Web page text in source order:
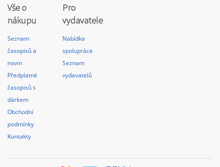
Vše o
nákupu
Seznam
časopisů a
novin
Předplatné
časopisů s
dárkem
Obchodní
podmínky
Kontakty
Pro
vydavatele
Nabídka
spolupráce
Seznam
vydavatelů